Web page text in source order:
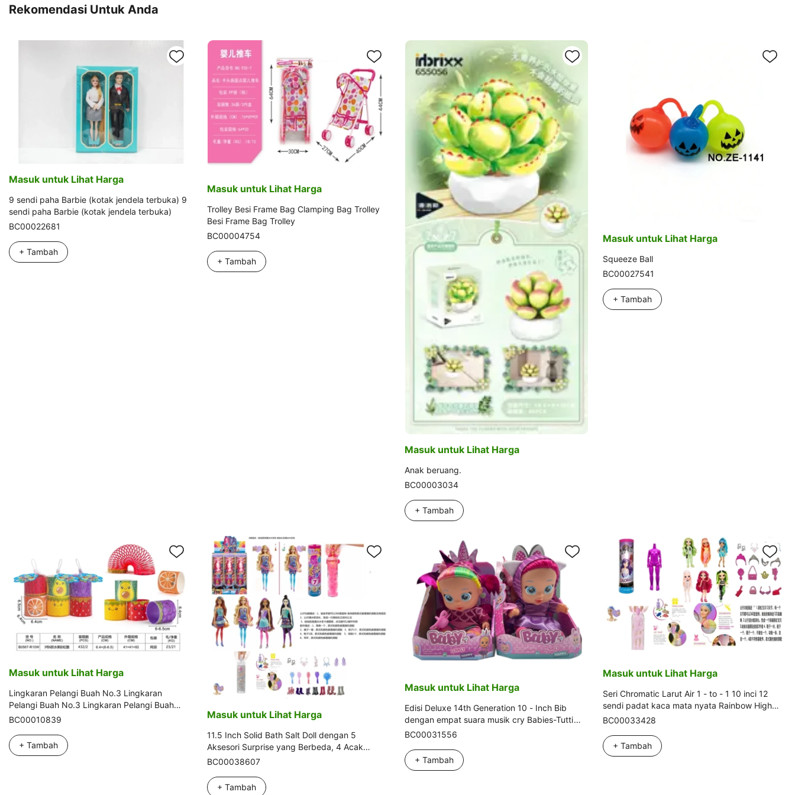
Rekomendasi Untuk Anda
Masuk untuk Lihat Harga
9 sendi paha Barbie (kotak jendela terbuka) 9
sendi paha Barbie (kotak jendela terbuka)
BC00022681
+ Tambah
Masuk untuk Lihat Harga
Trolley Besi Frame Bag Clamping Bag Trolley
Besi Frame Bag Trolley
BC00004754
+ Tambah
Masuk untuk Lihat Harga
Anak beruang.
BC00003034
+ Tambah
Masuk untuk Lihat Harga
Squeeze Ball
BC00027541
+ Tambah
Masuk untuk Lihat Harga
Lingkaran Pelangi Buah No.3 Lingkaran
Pelangi Buah No.3 Lingkaran Pelangi Buah
No.3
BC00010839
+ Tambah
Masuk untuk Lihat Harga
11.5 Inch Solid Bath Salt Doll dengan 5
Aksesori Surprise yang Berbeda, 4 Acak
Campuran 6PCS
BC00038607
+ Tambah
Masuk untuk Lihat Harga
Edisi Deluxe 14th Generation 10 - Inch Bib
dengan empat suara musik cry Babies-Tutti
Fritti dengan fungsi aliran air mata, dengan
pemanasan dengan sabuk fluff. Fungsi
pemanasan dengan sabuk fluff. Fungsi
BC00031556
+ Tambah
Masuk untuk Lihat Harga
Seri Chromatic Larut Air 1 - to - 1 10 inci 12
sendi padat kaca mata nyata Rainbow High
Rainbow High High School Baby 6 campuran
BC00033428
+ Tambah